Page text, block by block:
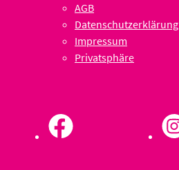
AGB
Datenschutzerklärung
Impressum
Privatsphäre